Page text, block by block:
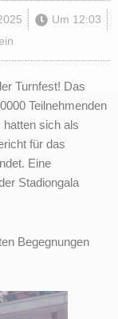
Um 12:03
Turnfest! Das
Teilnehmenden
sich als
für das
Eine
Stadiongala
Begegnungen